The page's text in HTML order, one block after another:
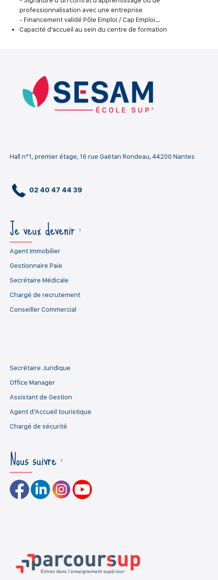
professionnalisation avec une entreprise
- Financement validé Pôle Emploi / Cap Emploi…
Capacité d’accueil au sein du centre de formation
Hall n°1, premier étage, 16 rue Gaëtan Rondeau, 44200 Nantes
02 40 47 44 39
Je veux devenir :
Agent Immobilier
Gestionnaire Paie
Secrétaire Médicale
Chargé de recrutement
Conseiller Commercial
Secrétaire Juridique
Office Manager
Assistant de Gestion
Agent d’Accueil touristique
Chargé de sécurité
Nous suivre :